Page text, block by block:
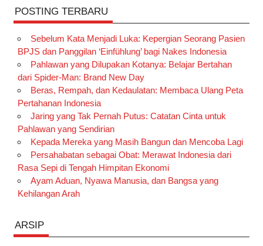
POSTING TERBARU
Sebelum Kata Menjadi Luka: Kepergian Seorang Pasien
BPJS dan Panggilan ‘Einfühlung’ bagi Nakes Indonesia
Pahlawan yang Dilupakan Kotanya: Belajar Bertahan
dari Spider-Man: Brand New Day
Beras, Rempah, dan Kedaulatan: Membaca Ulang Peta
Pertahanan Indonesia
Jaring yang Tak Pernah Putus: Catatan Cinta untuk
Pahlawan yang Sendirian
Kepada Mereka yang Masih Bangun dan Mencoba Lagi
Persahabatan sebagai Obat: Merawat Indonesia dari
Rasa Sepi di Tengah Himpitan Ekonomi
Ayam Aduan, Nyawa Manusia, dan Bangsa yang
Kehilangan Arah
ARSIP